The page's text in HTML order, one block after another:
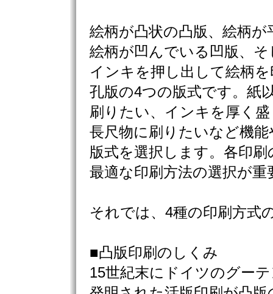
絵柄が凸状の凸版、絵柄が
絵柄が凹んでいる凹版、
インキを押し出して絵柄
孔版の4つの版式です。紙
刷りたい、インキを厚く
長尺物に刷りたいなど機
版式を選択します。各印
最適な印刷方法の選択が
それでは、4種の印刷方式
■凸版印刷のしくみ
15世紀末にドイツのグー